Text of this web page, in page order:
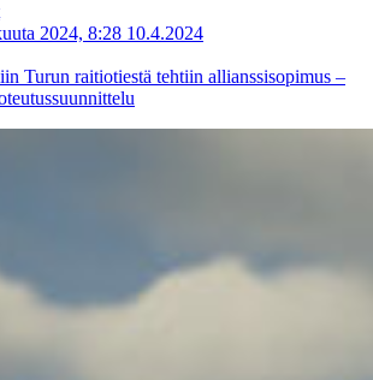
2024, 8:28 10.4.2024
Turun raitiotiestä tehtiin allianssisopimus –